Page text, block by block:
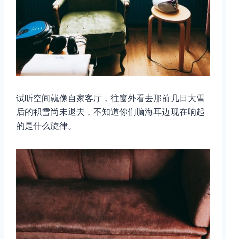
试听空间就像自家客厅，往窗外看去那前几日大雪
后的积雪尚未退去，不知道你们脑海耳边现在响起
的是什么旋律。